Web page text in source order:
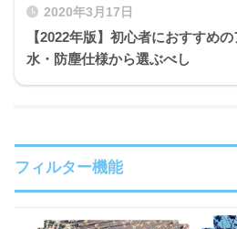
2020年3月17日
【2022年版】初心者におすすめ
水・防塵仕様から選ぶべし
フィルター機能